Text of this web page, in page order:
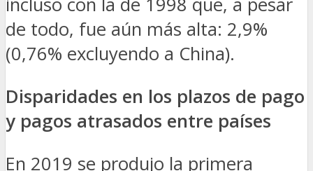
de todo, fue aún más alta: 2,9%
(0,76% excluyendo a China).
Disparidades en los plazos de pago
y pagos atrasados entre países
En 2019 se produjo la primera